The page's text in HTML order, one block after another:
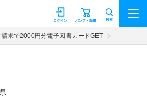
ョン パンフ・願書
ログイン 検索
請求で2000円分電子図書カードGET